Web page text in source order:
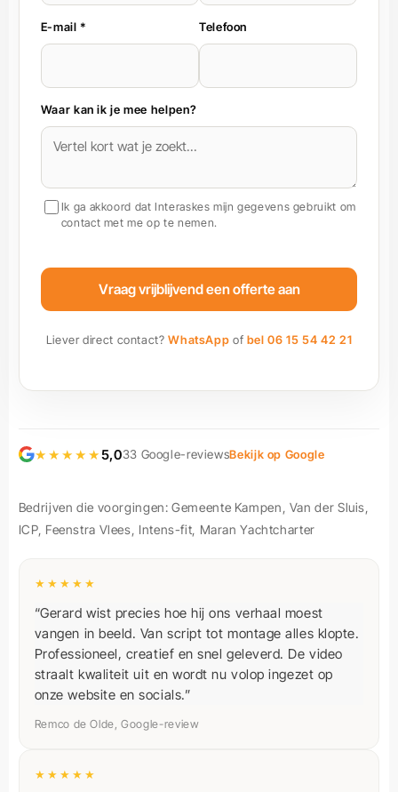
E-mail * Telefoon
Waar kan ik je mee helpen?
Ik ga akkoord dat Interaskes mijn gegevens gebruikt om
contact met me op te nemen.
Vraag vrijblijvend een offerte aan
Liever direct contact?WhatsApp of bel 06 15 54 42 21
★★★★★5,033 Google-reviewsBekijk op Google
Bedrijven die voorgingen: Gemeente Kampen, Van der Sluis,
ICP, Feenstra Vlees, Intens-fit, Maran Yachtcharter
★★★★★
“Gerard wist precies hoe hij ons verhaal moest
vangen in beeld. Van script tot montage alles klopte.
Professioneel, creatief en snel geleverd. De video
straalt kwaliteit uit en wordt nu volop ingezet op
onze website en socials.”
Remco de Olde, Google-review
★★★★★